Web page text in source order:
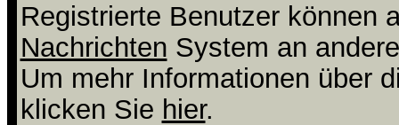
Registrierte Benutzer können
Nachrichten System an
Um mehr Informationen über
klicken Sie hier.